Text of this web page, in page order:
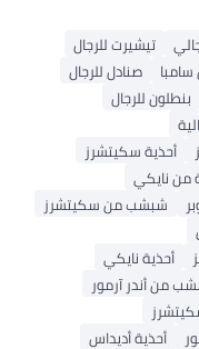
تيشيرت للرجال
صنادل للرجال
بنطلون للرجال
أحذية سكيتشرز
من نايكي
شبشب من سكيتشرز
أحذية نايكي
من أندر آرمور
أحذية أديداس